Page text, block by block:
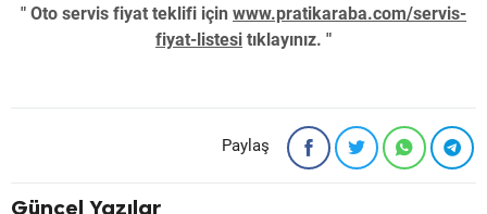
" Oto servis fiyat teklifi için www.pratikaraba.com/servis-
fiyat-listesi tıklayınız. "
Paylaş
Güncel Yazılar